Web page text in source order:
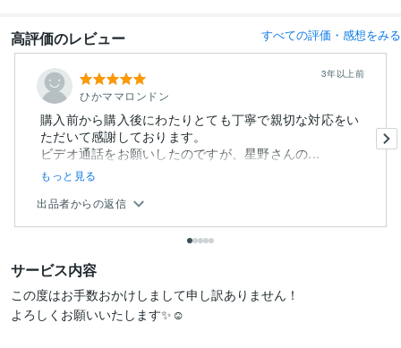
高評価のレビュー すべての評価・感想をみる
ひかママロンドン
3年以上前
購入前から購入後にわたりとても丁寧で親切な対応をい
ただいて感謝しております。
ビデオ通話をお願いしたのですが、星野さんの...
もっと見る
出品者からの返信
サービス内容
この度はお手数おかけしまして申し訳ありません！
よろしくお願いいたします✨☺️